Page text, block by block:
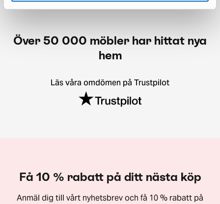
Över 50 000 möbler har hittat nya
hem
Läs våra omdömen på Trustpilot
Få 10 % rabatt på ditt nästa köp
Anmäl dig till vårt nyhetsbrev och få 10 % rabatt på